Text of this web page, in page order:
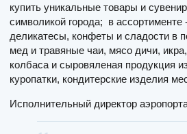
купить уникальные товары и
символикой города; в ассортименте
деликатесы, конфеты и сладости в
мед и травяные чаи, мясо дичи,
колбаса и сыровяленая продукция
куропатки, кондитерские изделия
Исполнительный директор